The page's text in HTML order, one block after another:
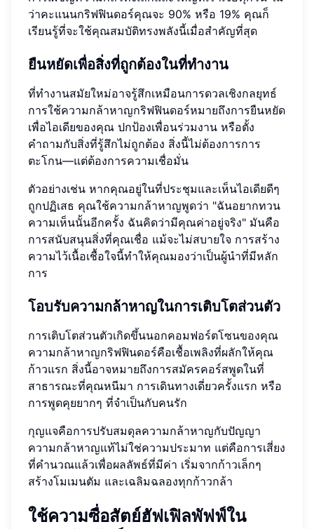
ว่าคะแนนกริฟฟินดอร์คุณจะ 90% หรือ 19% คุณก็
เรียนรู้ที่จะใช้คุณสมบัติทรงพลังนี้เมื่อสำคัญที่สุด
ยืนหยัดเพื่อสิ่งที่ถูกต้องในที่ทำงาน
ที่ทำงานสมัยใหม่อาจรู้สึกเหมือนการดวลเชิงกลยุทธ์
การใช้ความกล้าหาญกริฟฟินดอร์หมายถึงการยืนหยัด
เพื่อไอเดียของคุณ ปกป้องเพื่อนร่วมงาน หรือตั้ง
คำถามกับสิ่งที่รู้สึกไม่ถูกต้อง สิ่งนี้ไม่ต้องการการ
ตะโกน—แต่ต้องการความเชื่อมั่น
ตัวอย่างเช่น หากคุณอยู่ในที่ประชุมและเห็นไอเดียดีๆ
ถูกปฏิเสธ คุณใช้ความกล้าหาญพูดว่า "ฉันอยากทวน
ความเห็นนั้นอีกครั้ง ฉันคิดว่ามีคุณค่าอยู่จริง" มันคือ
การสนับสนุนสิ่งที่คุณเชื่อ แม้จะไม่สบายใจ การสร้าง
ความไว้เนื้อเชื้อใจนี้ทำให้คุณมองว่าเป็นผู้นำที่มีหลัก
การ
โอบรับความกล้าหาญในการเติบโตส่วนตัว
การเติบโตส่วนตัวเกิดขึ้นนอกคอมฟอร์ตโซนของคุณ
ความกล้าหาญกริฟฟินดอร์คือเชื้อเพลิงที่ผลักให้คุณ
ก้าวแรก สิ่งนี้อาจหมายถึงการสมัครคอร์สพูดในที่
สาธารณะที่คุณหนีมา การเดินทางเดี่ยวครั้งแรก หรือ
การพูดคุยยากๆ ที่จำเป็นกับคนรัก
กุญแจคือการปรับสมดุลความกล้าหาญกับปัญญา
ความกล้าหาญแท้ไม่ใช่ความประมาท แต่คือการเสี่ยง
ที่คำนวณแล้วเพื่อผลลัพธ์ที่มีค่า เริ่มจากก้าวเล็กๆ
สร้างโมเมนตัม และเฉลิมฉลองทุกก้าวกล้า
ใช้ความซื่อสัตย์ฮัฟเฟิลพัฟฟ์ใน